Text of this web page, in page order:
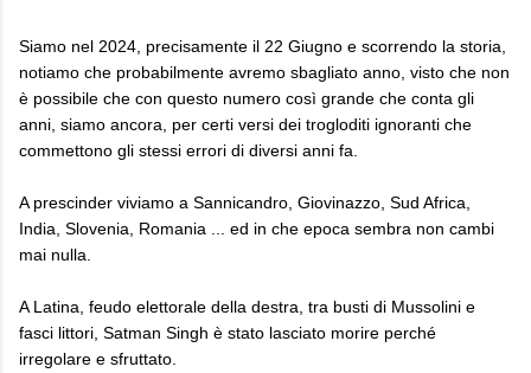
Siamo nel 2024, precisamente il 22 Giugno e scorrendo la storia,
notiamo che probabilmente avremo sbagliato anno, visto che non
è possibile che con questo numero così grande che conta gli
anni, siamo ancora, per certi versi dei trogloditi ignoranti che
commettono gli stessi errori di diversi anni fa.
A prescinder viviamo a Sannicandro, Giovinazzo, Sud Africa,
India, Slovenia, Romania ... ed in che epoca sembra non cambi
mai nulla.
A Latina, feudo elettorale della destra, tra busti di Mussolini e
fasci littori, Satman Singh è stato lasciato morire perché
irregolare e sfruttato.